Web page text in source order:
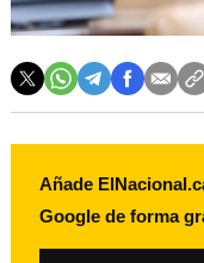
Añade
Google de forma